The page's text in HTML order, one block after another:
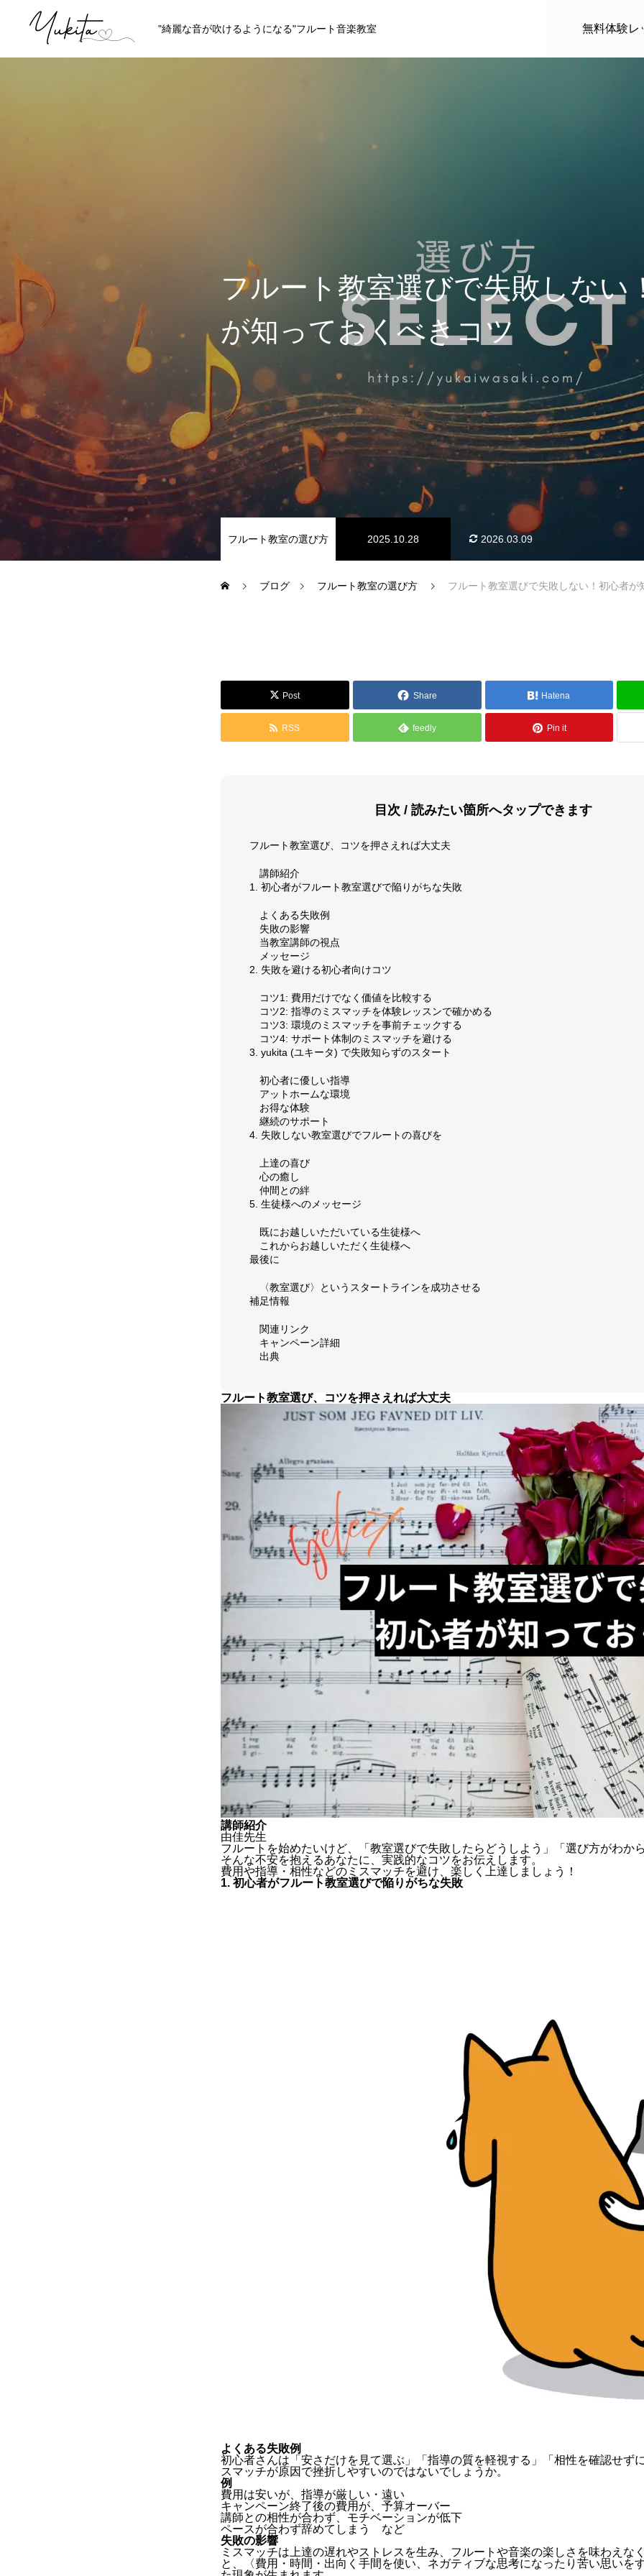
"綺麗な音が吹けるようになる"フルート音楽教室 無料体験レ
講師プロフィール 推薦者
LESSON
カリキュラムの詳細 レッスン形式 料金体系
SCHOOL
最新情報（お知らせ） アクセス情報
コンサート情報 メディア掲載
フルート教室選びで失敗しない
が知っておくべきコツ
フルート教室の選び方 2025.10.28 2026.03.09
ブログ フルート教室の選び方 フルート教室選びで失敗しない！初心者が
Post Share Hatena
RSS feedly Pin it
目次 / 読みたい箇所へタップできます
フルート教室選び、コツを押さえれば大丈夫
講師紹介
1. 初心者がフルート教室選びで陥りがちな失敗
よくある失敗例
失敗の影響
当教室講師の視点
メッセージ
2. 失敗を避ける初心者向けコツ
コツ1: 費用だけでなく価値を比較する
コツ2: 指導のミスマッチを体験レッスンで確かめる
コツ3: 環境のミスマッチを事前チェックする
コツ4: サポート体制のミスマッチを避ける
3. yukita (ユキータ) で失敗知らずのスタート
初心者に優しい指導
アットホームな環境
お得な体験
継続のサポート
4. 失敗しない教室選びでフルートの喜びを
上達の喜び
心の癒し
仲間との絆
5. 生徒様へのメッセージ
既にお越しいただいている生徒様へ
これからお越しいただく生徒様へ
最後に
〈教室選び〉というスタートラインを成功させる
補足情報
関連リンク
キャンペーン詳細
出典
フルート教室選び、コツを押さえれば大丈夫
講師紹介
由佳先生
フルートを始めたいけど、「教室選びで失敗したらどうしよう」「選び方がわか
そんな不安を抱えるあなたに、実践的なコツをお伝えします。
費用や指導・相性などのミスマッチを避け、楽しく上達しましょう！
1. 初心者がフルート教室選びで陥りがちな失敗
よくある失敗例
初心者さんは「安さ だけを見て選ぶ」「指導の質を軽視する」「相性を確認せず
スマッチが原因で挫折しやすいのではないでしょうか。
例
費用は安いが、指導が厳しい・遠い
キャンペーン終了後の費用が、予算オーバー
講師との相性が合わず、モチベーションが低下
ペースが合わず辞めてしまう など
失敗の影響
ミスマッチは上達の遅れやストレスを生み、フルートや音楽の楽しさを味わえな
と、〈費用・時間・出向く手間を使い、 ネガティブな思考になったり 苦い思いを